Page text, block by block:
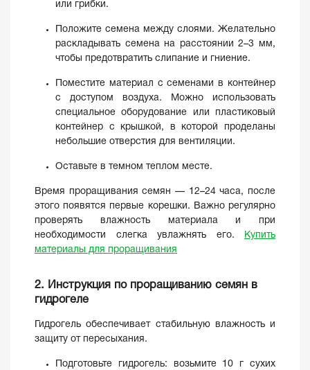
или грибки.
Положите семена между слоями. Желательно
раскладывать семена на расстоянии 2–3 мм,
чтобы предотвратить слипание и гниение.
Поместите материал с семенами в контейнер
с доступом воздуха. Можно использовать
специальное оборудование или пластиковый
контейнер с крышкой, в которой проделаны
небольшие отверстия для вентиляции.
Оставьте в темном теплом месте.
Время проращивания семян — 12–24 часа, после
этого появятся первые корешки. Важно регулярно
проверять влажность материала и при
необходимости слегка увлажнять его.
Купить
материалы для проращивания
2. Инструкция по проращиванию семян в
гидрогеле
Гидрогель обеспечивает стабильную влажность и
защиту от пересыхания.
Подготовьте гидрогель: возьмите 10 г сухих